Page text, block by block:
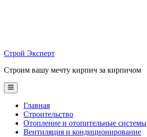
Строй Эксперт
Строим вашу мечту кирпич за кирпичом
Main
Menu
Главная
Строительство
Отопление и отопительные системы
Вентиляция и кондиционирование